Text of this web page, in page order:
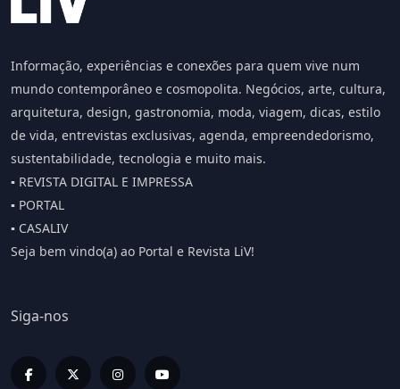
Informação, experiências e conexões para quem vive num
mundo contemporâneo e cosmopolita. Negócios, arte, cultura,
arquitetura, design, gastronomia, moda, viagem, dicas, estilo
de vida, entrevistas exclusivas, agenda, empreendedorismo,
sustentabilidade, tecnologia e muito mais.
▪️ REVISTA DIGITAL E IMPRESSA
▪️ PORTAL
▪️ CASALIV
Seja bem vindo(a) ao Portal e Revista LiV!
Siga-nos